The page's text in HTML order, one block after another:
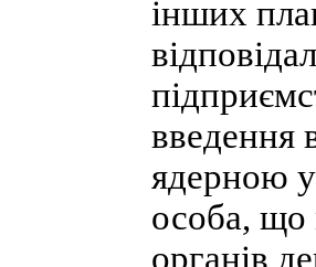
інших
введення
ядерною
особа, що
органів